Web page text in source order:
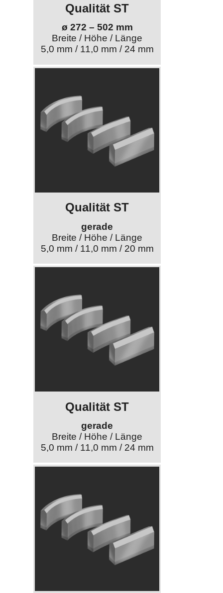
Qualität ST
ø 272 – 502 mm
Breite / Höhe / Länge
5,0 mm / 11,0 mm / 24 mm
Qualität ST
gerade
Breite / Höhe / Länge
5,0 mm / 11,0 mm / 20 mm
Qualität ST
gerade
Breite / Höhe / Länge
5,0 mm / 11,0 mm / 24 mm